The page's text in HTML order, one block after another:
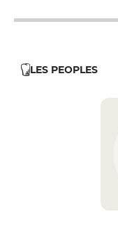
LES PEOPLES